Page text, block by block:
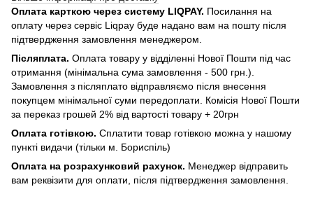
Оплата карткою через систему LIQPAY. Посилання на
оплату через сервіс Liqpay буде надано вам на пошту після
підтвердження замовлення менеджером.
Післяплата. Оплата товару у відділенні Нової Пошти під час
отримання (мінімальна сума замовлення - 500 грн.).
Замовлення з післяплато відправляємо після внесення
покупцем мінімальної суми передоплати. Комісія Нової Пошти
за переказ грошей 2% від вартості товару + 20грн
Оплата готівкою. Сплатити товар готівкою можна у нашому
пункті видачи (тільки м. Бориспіль)
Оплата на розрахунковий рахунок. Менеджер відправить
вам реквізити для оплати, після підтвердження замовлення.